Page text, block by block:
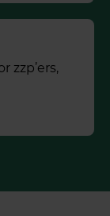
­zzp’ers,